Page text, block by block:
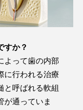
すか？
よって歯の内部
に行われる治療
と呼ばれる軟組
が通っていま